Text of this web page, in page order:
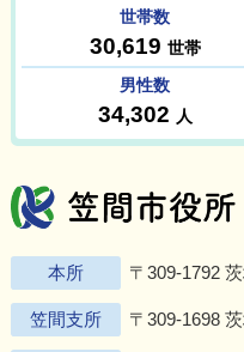
本所 〒309-1792
笠間支所 〒309-1698